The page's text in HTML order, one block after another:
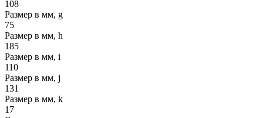
108
Размер в мм, g
75
Размер в мм, h
185
Размер в мм, i
110
Размер в мм, j
131
Размер в мм, k
17